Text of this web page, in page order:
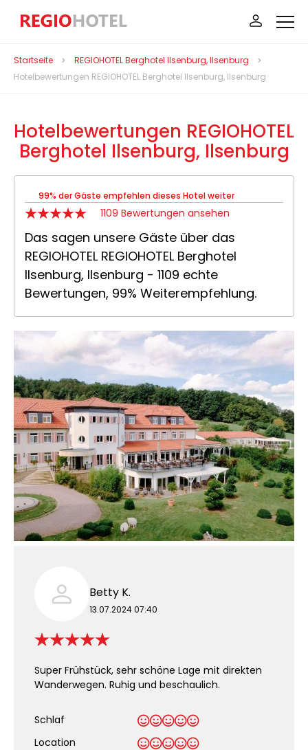
Startseite
REGIOHOTEL Berghotel Ilsenburg, Ilsenburg
Hotelbewertungen REGIOHOTEL Berghotel Ilsenburg, Ilsenburg
Hotelbewertungen REGIOHOTEL
Berghotel Ilsenburg, Ilsenburg
99% der Gäste empfehlen dieses Hotel weiter
1109 Bewertungen ansehen
Das sagen unsere Gäste über das
REGIOHOTEL REGIOHOTEL Berghotel
Ilsenburg, Ilsenburg - 1109 echte
Bewertungen, 99% Weiterempfehlung.
Betty K.
13.07.2024 07:40
Super Frühstück, sehr schöne Lage mit direkten
Wanderwegen. Ruhig und beschaulich.
Schlaf
Location